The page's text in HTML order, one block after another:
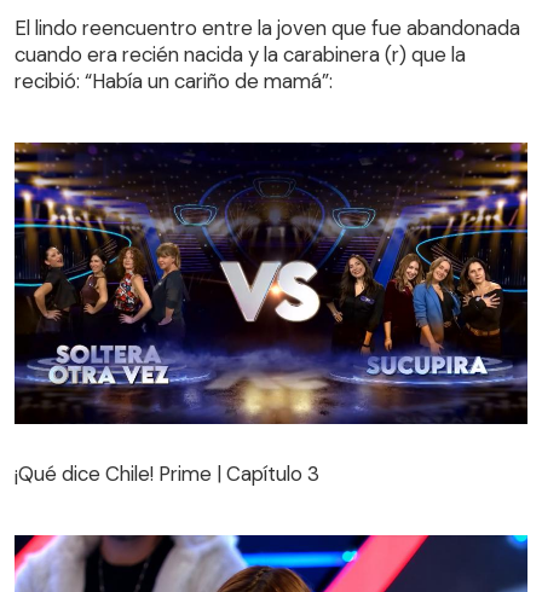
cuando era recién nacida y la carabinera (r) que la
recibió: “Había un cariño de mamá”:
El lindo reencuentro entre la joven que fue abandonada
cuando era recién nacida y la carabinera (r) que la
recibió: “Había un cariño de mamá”:
¡Qué dice Chile! Prime | Capítulo 3